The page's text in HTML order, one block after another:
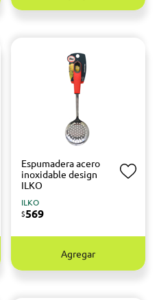
Espumadera acero
inoxidable design
ILKO
ILKO
$569
Agregar